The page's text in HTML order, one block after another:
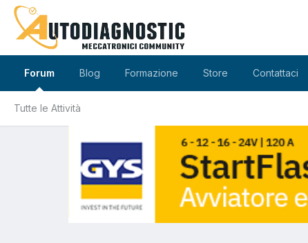
Forum
Tutte le Attività
Blog Formazione Store Contattaci